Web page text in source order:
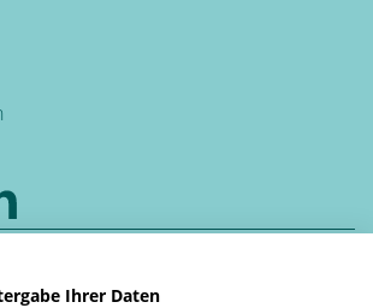
Ihrer Daten